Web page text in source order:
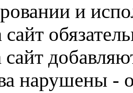
и
сайт
нарушены -